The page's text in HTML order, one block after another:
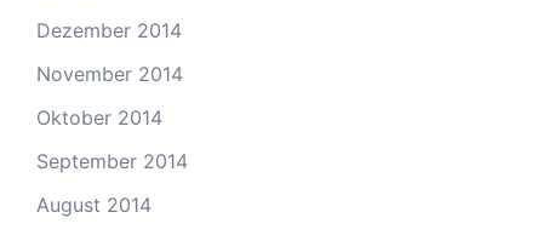
Dezember 2014
November 2014
Oktober 2014
September 2014
August 2014